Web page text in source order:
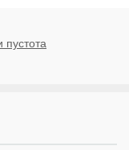
пустота